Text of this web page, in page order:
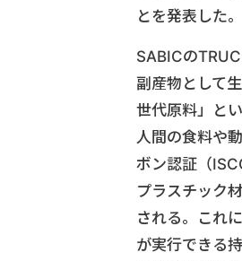
とを発表した
SABICの
副産物として
世代原料」と
人間の食料や
ボン認証（
プラスチック
される。これ
が実行できる